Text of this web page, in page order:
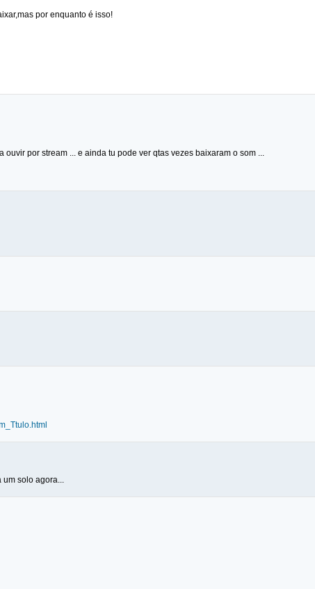
por enquanto é isso!
ouvir por stream ... e ainda tu pode ver qtas vezes baixaram o som ...
um solo agora...